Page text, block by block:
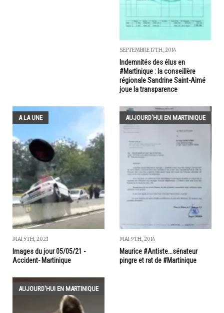
SEPTEMBRE 17TH, 2014
Indemnités des élus en
#Martinique : la conseillère
régionale Sandrine Saint-Aimé
joue la transparence
A LA UNE
MAI 5TH, 2021
Images du jour 05/05/21 -
Accident- Martinique
AUJOURD'HUI EN MARTINIQUE
MAI 9TH, 2014
Maurice #Antiste...sénateur
pingre et rat de #Martinique
AUJOURD'HUI EN MARTINIQUE